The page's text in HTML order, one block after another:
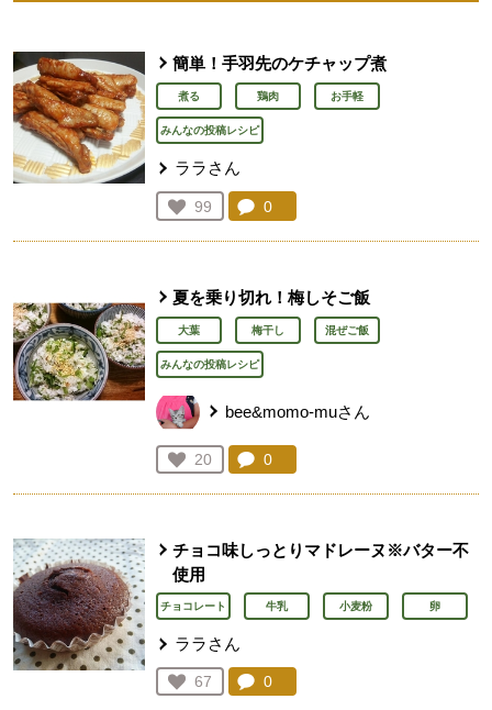
簡単！手羽先のケチャップ煮
煮る 鶏肉 お手軽
みんなの投稿レシピ
ララさん
お気に入り登録：
99
人が登録
コメント：
0
夏を乗り切れ！梅しそご飯
大葉 梅干し 混ぜご飯
みんなの投稿レシピ
bee&momo-muさん
お気に入り登録：
20
人が登録
コメント：
0
チョコ味しっとりマドレーヌ※バター不
使用
チョコレート 牛乳 小麦粉 卵
ララさん
お気に入り登録：
67
人が登録
コメント：
0